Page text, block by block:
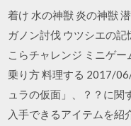
着け 水の神獣 炎の神獣
ガノン討伐 ウツシエの
こらチャレンジ ミニゲ
乗り方 料理する 2017/
ュラの仮面」、？？に関
入手できるアイテムを紹